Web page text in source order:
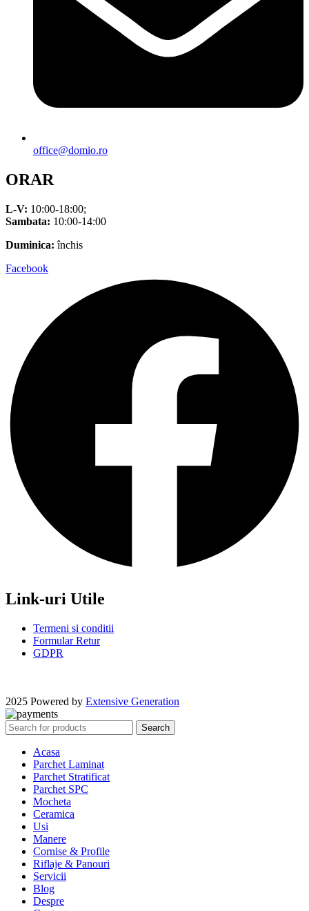
office@domio.ro
ORAR
L-V: 10:00-18:00;
Sambata: 10:00-14:00
Duminica: închis
Facebook
Link-uri Utile
Termeni si conditii
Formular Retur
GDPR
2025 Powered by Extensive Generation
Search
Acasa
Parchet Laminat
Parchet Stratificat
Parchet SPC
Mocheta
Ceramica
Usi
Manere
Cornise & Profile
Riflaje & Panouri
Servicii
Blog
Despre